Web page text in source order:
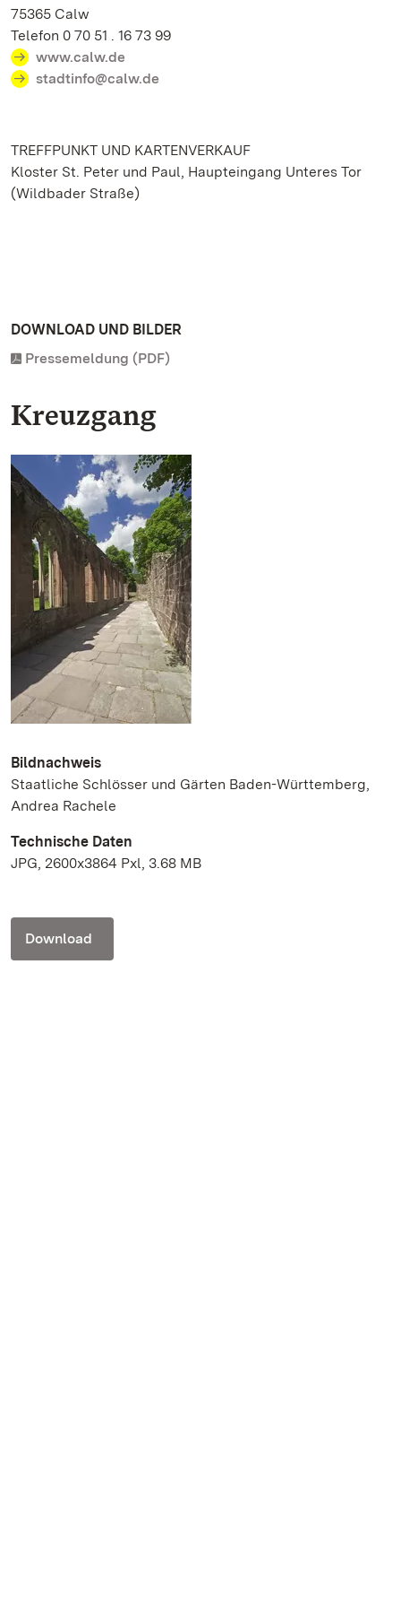
75365 Calw
Telefon 0 70 51 . 16 73 99
www.calw.de
stadtinfo@calw.de
TREFFPUNKT UND KARTENVERKAUF
Kloster St. Peter und Paul, Haupteingang Unteres Tor
(Wildbader Straße)
DOWNLOAD UND BILDER
Pressemeldung (PDF)
Kreuzgang
Bildnachweis
Staatliche Schlösser und Gärten Baden-Württemberg,
Andrea Rachele
Technische Daten
JPG, 2600x3864 Pxl, 3.68 MB
Download